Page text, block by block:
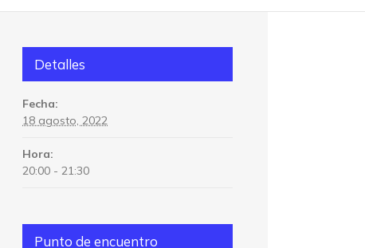
Detalles
Fecha:
18 agosto, 2022
Hora:
20:00 - 21:30
Punto de encuentro